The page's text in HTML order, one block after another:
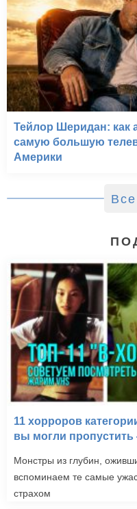
Тейлор Шеридан: как
самую большую
Америки
11 хорроров
вы могли пропустить
Монстры из глубин,
вспоминаем те самые
страхом